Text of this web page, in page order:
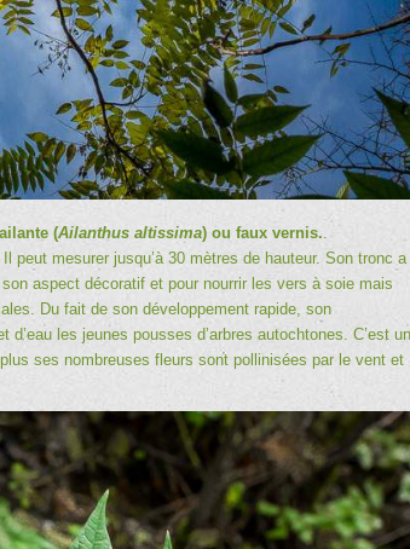
(Ailanthus altissima) ou faux vernis.
peut mesurer jusqu’à 30 mètres de hauteur. Son tronc a
aspect décoratif et pour nourrir les vers à soie mais
Du fait de son développement rapide, son
les jeunes pousses d’arbres autochtones. C’est un
plus ses nombreuses fleurs sont pollinisées par le vent et